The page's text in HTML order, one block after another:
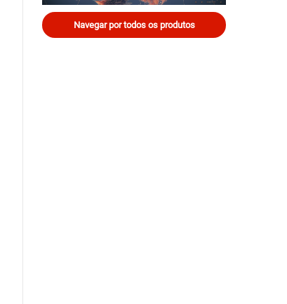
Navegar por todos os produtos